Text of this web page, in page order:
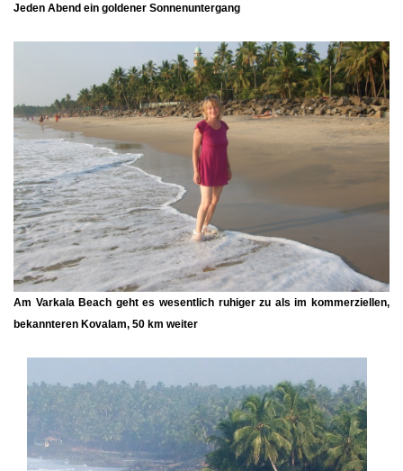
Jeden Abend ein goldener Sonnenuntergang
Am Varkala Beach geht es wesentlich ruhiger zu als im kommerziellen,
bekannteren Kovalam, 50 km weiter